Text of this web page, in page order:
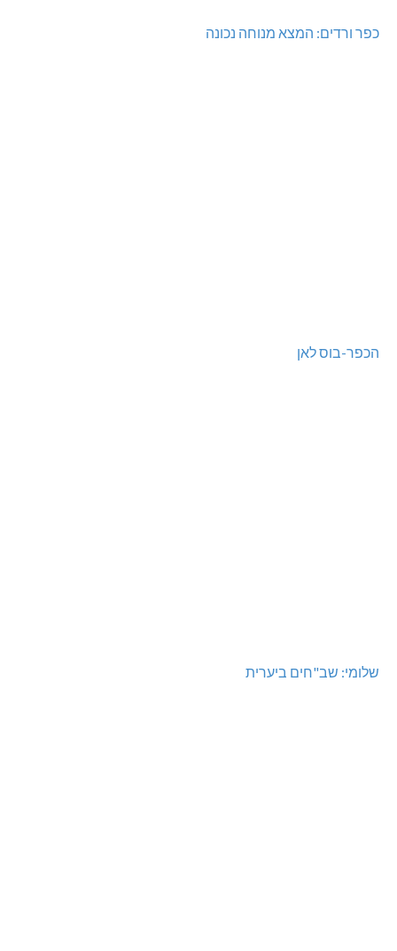
כפר ורדים: המצא מנוחה נכונה
הכפר-בוס לאן
שלומי: שב"חים ביערית